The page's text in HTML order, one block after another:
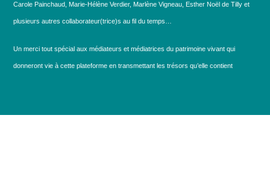
Carole Painchaud, Marie-Hélène Verdier, Marlène Vigneau, Esther Noël de Tilly et
plusieurs autres collaborateur(trice)s au fil du temps…
Un merci tout spécial aux médiateurs et médiatrices du patrimoine vivant qui
donneront vie à cette plateforme en transmettant les trésors qu’elle contient